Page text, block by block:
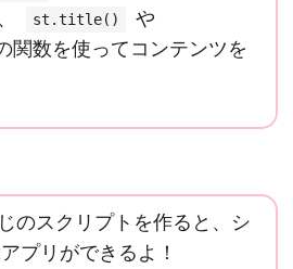
st.title() や
関数を使ってコンテンツを
のスクリプトを作ると、シ
プリができるよ！